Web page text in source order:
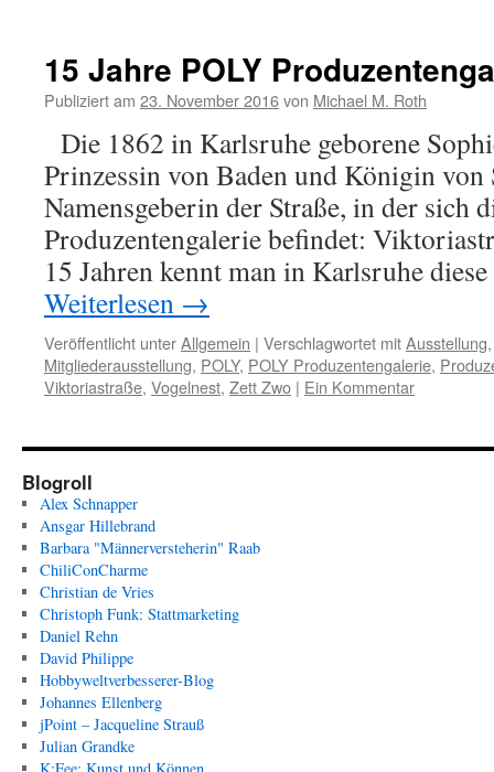
15 Jahre POLY
Publiziert am 23. November 2016von Michael M. Roth
Die 1862 in Karlsruhe geborene
Prinzessin von Baden und Königin von
Namensgeberin der Straße, in der sich
Produzentengalerie befindet:
15 Jahren kennt man in Karlsruhe
Weiterlesen →
Veröffentlicht unterAllgemein | Verschlagwortet mitAusstellung
Mitgliederausstellung, POLY, POLY Produzentengalerie,
Viktoriastraße, Vogelnest, Zett Zwo | Ein Kommentar
Blogroll
Alex Schnapper
Ansgar Hillebrand
Barbara "Männerversteherin" Raab
ChiliConCharme
Christian de Vries
Christoph Funk: Stattmarketing
Daniel Rehn
David Philippe
Hobbyweltverbesserer-Blog
Johannes Ellenberg
jPoint – Jacqueline Strauß
Julian Grandke